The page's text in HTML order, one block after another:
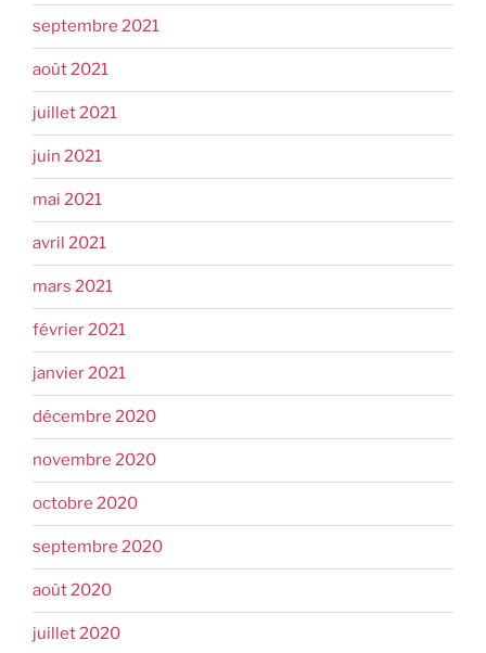
septembre 2021
août 2021
juillet 2021
juin 2021
mai 2021
avril 2021
mars 2021
février 2021
janvier 2021
décembre 2020
novembre 2020
octobre 2020
septembre 2020
août 2020
juillet 2020